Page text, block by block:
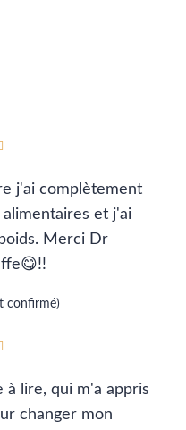
j'ai complètement
et j'ai
Merci Dr
confirmé)
à lire, qui m'a appris
changer mon